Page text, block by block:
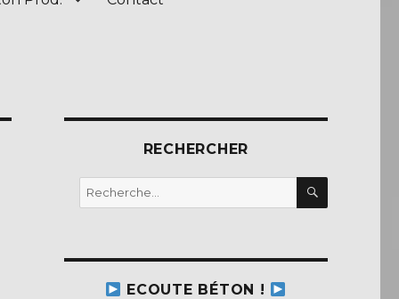
RECHERCHER
Recherche
pour :
ECOUTE BÉTON !